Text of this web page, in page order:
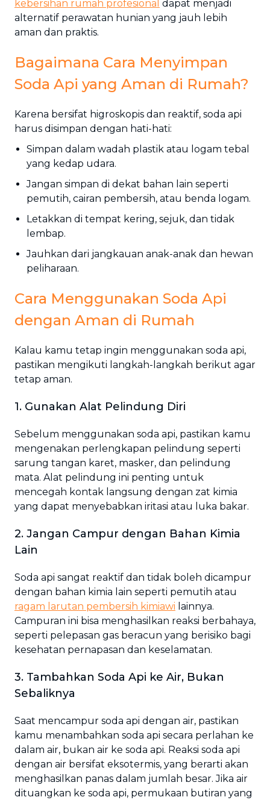
kebersihan rumah profesional dapat menjadi
alternatif perawatan hunian yang jauh lebih
aman dan praktis.
Bagaimana Cara Menyimpan
Soda Api yang Aman di Rumah?
Karena bersifat higroskopis dan reaktif, soda api
harus disimpan dengan hati-hati:
Simpan dalam wadah plastik atau logam tebal
yang kedap udara.
Jangan simpan di dekat bahan lain seperti
pemutih, cairan pembersih, atau benda logam.
Letakkan di tempat kering, sejuk, dan tidak
lembap.
Jauhkan dari jangkauan anak-anak dan hewan
peliharaan.
Cara Menggunakan Soda Api
dengan Aman di Rumah
Kalau kamu tetap ingin menggunakan soda api,
pastikan mengikuti langkah-langkah berikut agar
tetap aman.
1. Gunakan Alat Pelindung Diri
Sebelum menggunakan soda api, pastikan kamu
mengenakan perlengkapan pelindung seperti
sarung tangan karet, masker, dan pelindung
mata. Alat pelindung ini penting untuk
mencegah kontak langsung dengan zat kimia
yang dapat menyebabkan iritasi atau luka bakar.
2. Jangan Campur dengan Bahan Kimia
Lain
Soda api sangat reaktif dan tidak boleh dicampur
dengan bahan kimia lain seperti pemutih atau
ragam larutan pembersih kimiawi lainnya.
Campuran ini bisa menghasilkan reaksi berbahaya,
seperti pelepasan gas beracun yang berisiko bagi
kesehatan pernapasan dan keselamatan.
3. Tambahkan Soda Api ke Air, Bukan
Sebaliknya
Saat mencampur soda api dengan air, pastikan
kamu menambahkan soda api secara perlahan ke
dalam air, bukan air ke soda api. Reaksi soda api
dengan air bersifat eksotermis, yang berarti akan
menghasilkan panas dalam jumlah besar. Jika air
dituangkan ke soda api, permukaan butiran yang